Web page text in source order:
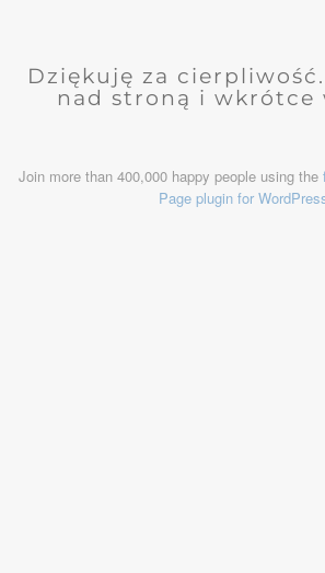
Dziękuję za
nad stroną i wkrótce
Join more than 400,000 happy people using the
Page plugin for